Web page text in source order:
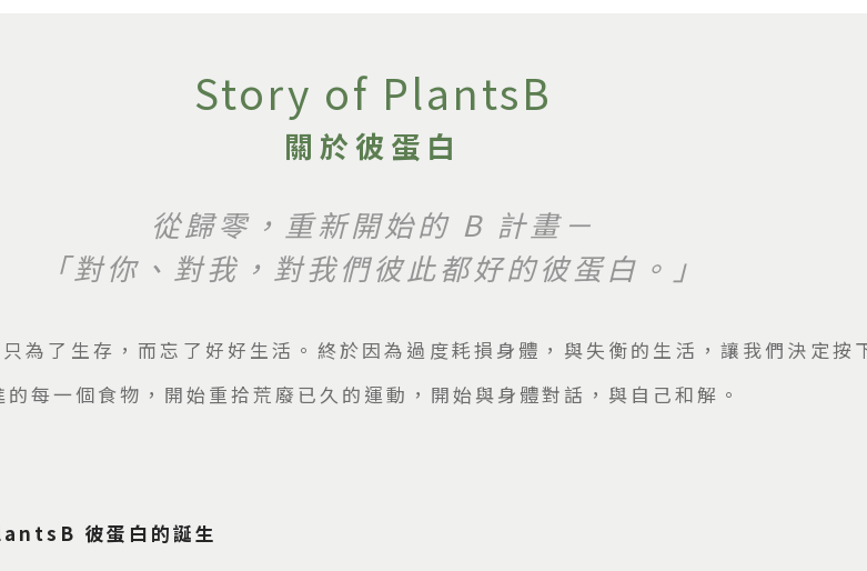
Story of PlantsB
關於彼蛋白
從歸零，重新開始的 B 計畫－
「對你、對我，對我們彼此都好的彼蛋白。」
為了生存，而忘了好好生活。終於因為過度耗損身體，與失衡的生活，讓我們決定按
每一個食物，開始重拾荒廢已久的運動，開始與身體對話，與自己和解。
彼蛋白的誕生